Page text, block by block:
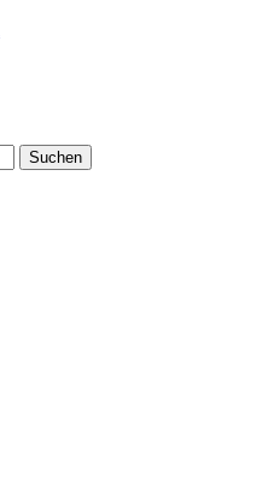
Suchen